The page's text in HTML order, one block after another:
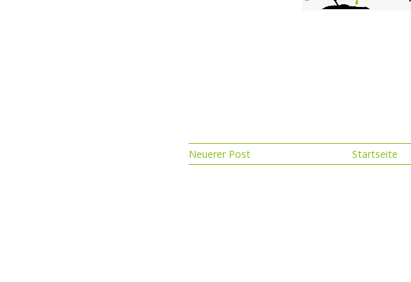
Neuerer Post Startseite